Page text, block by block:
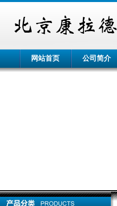
网站首页 公司简介